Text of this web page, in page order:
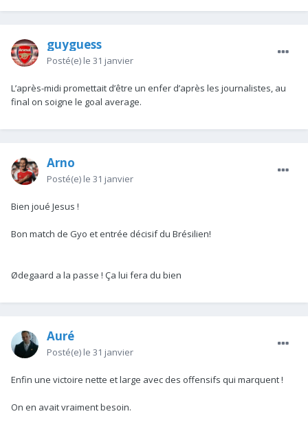
guyguess
Posté(e) le 31 janvier
L’après-midi promettait d’être un enfer d’après les journalistes, au
final on soigne le goal average.
Arno
Posté(e) le 31 janvier
Bien joué Jesus !
Bon match de Gyo et entrée décisif du Brésilien!
Ødegaard a la passe ! Ça lui fera du bien
Auré
Posté(e) le 31 janvier
Enfin une victoire nette et large avec des offensifs qui marquent !
On en avait vraiment besoin.